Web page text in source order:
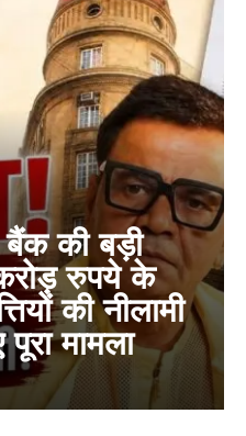
बैंक की बड़ी
रुपये के
की नीलामी
मामला